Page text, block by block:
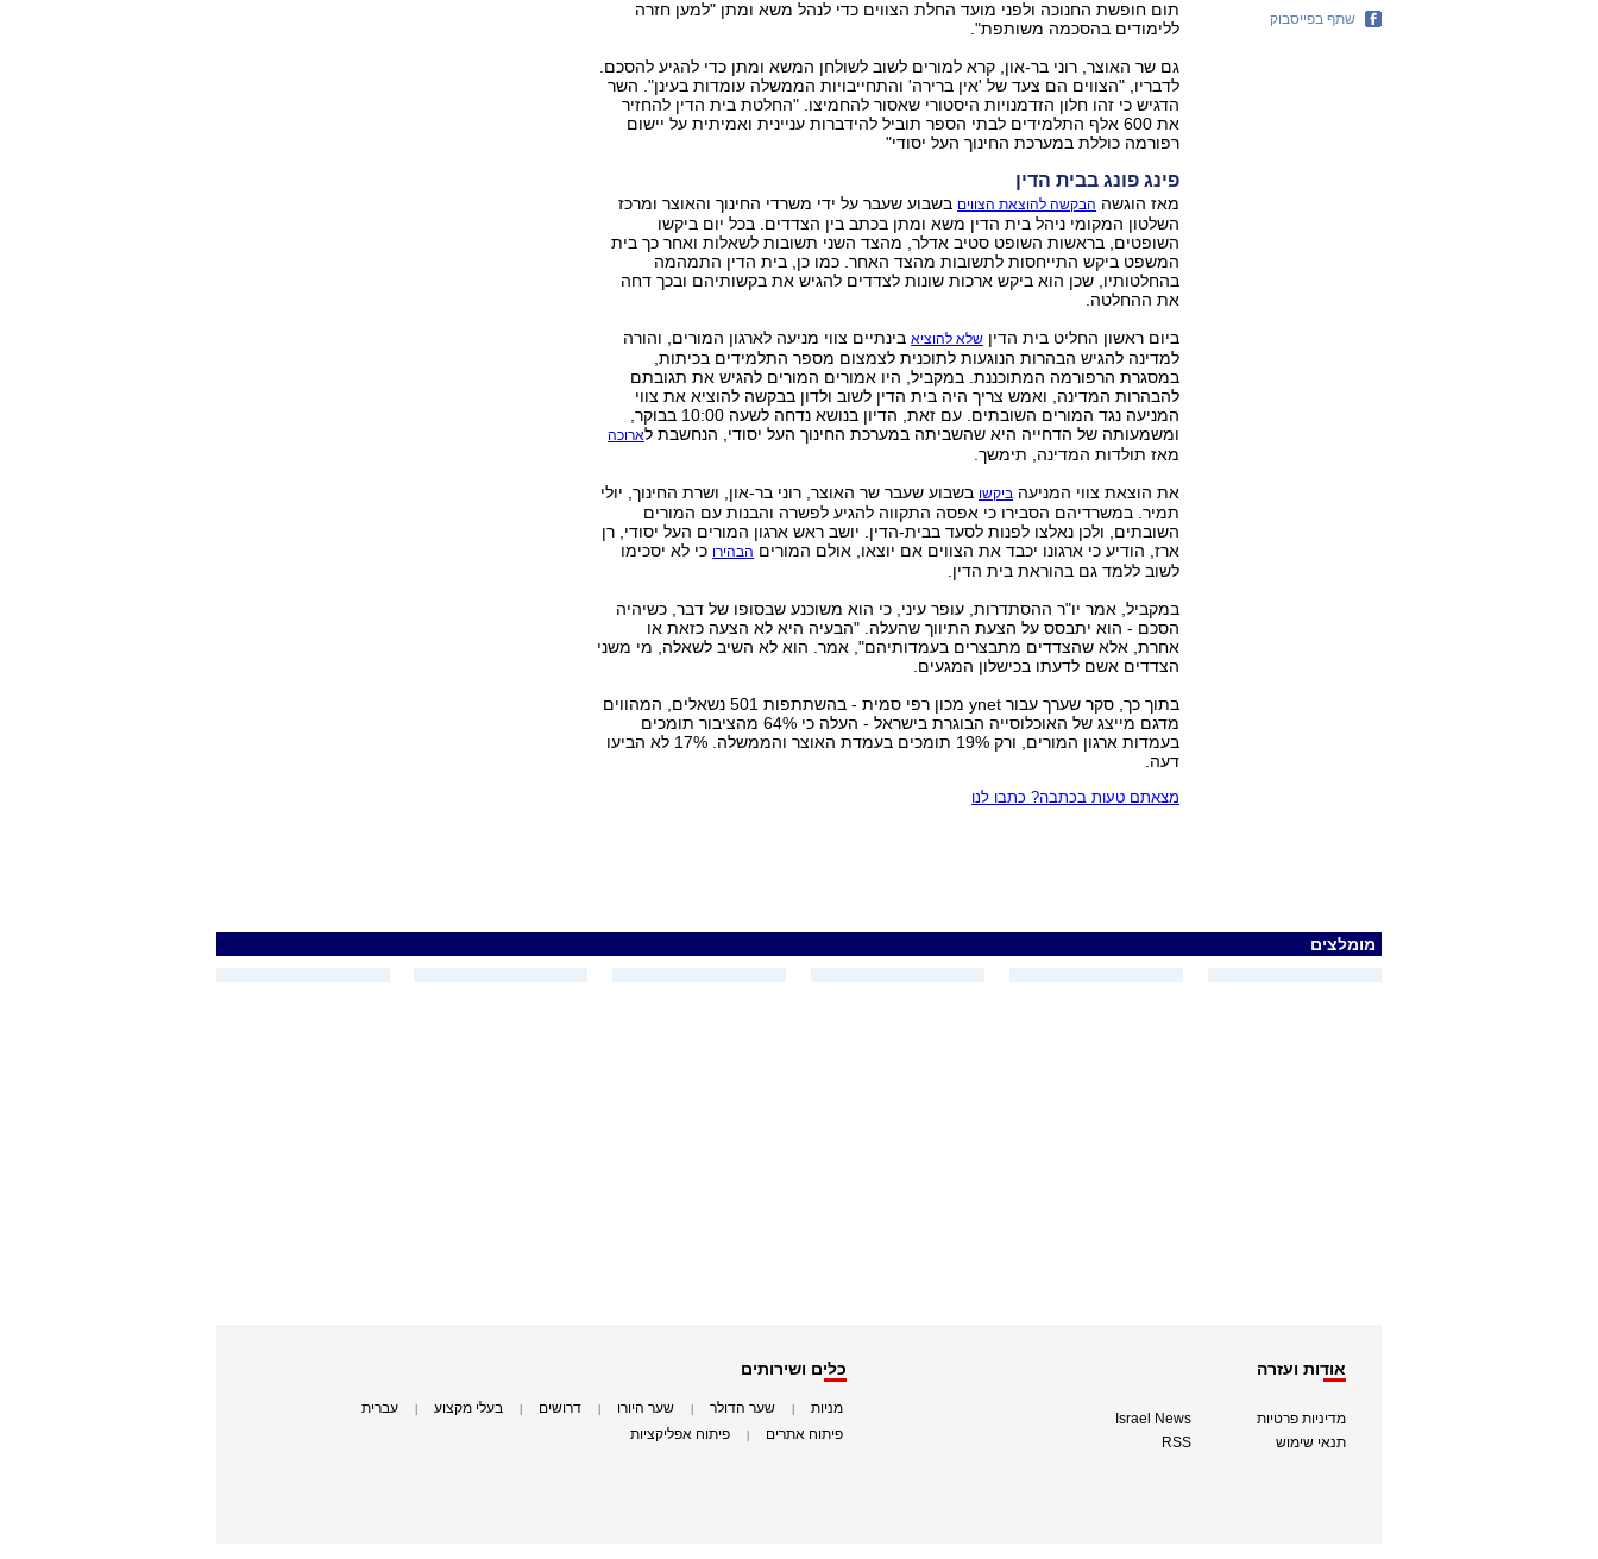
תום חופשת החנוכה ולפני מועד החלת הצווים כדי לנהל משא ומתן "למען חזרה
ללימודים בהסכמה משותפת".
גם שר האוצר, רוני בר-און, קרא למורים לשוב לשולחן המשא ומתן כדי להגיע להסכם.
לדבריו, "הצווים הם צעד של 'אין ברירה' והתחייבויות הממשלה עומדות בעינן". השר
הדגיש כי זהו חלון הזדמנויות היסטורי שאסור להחמיצו. "החלטת בית הדין להחזיר
את 600 אלף התלמידים לבתי הספר תוביל להידברות עניינית ואמיתית על יישום
רפורמה כוללת במערכת החינוך העל יסודי"
פינג פונג בבית הדין
מאז הוגשה הבקשה להוצאת הצווים בשבוע שעבר על ידי משרדי החינוך והאוצר ומרכז
השלטון המקומי ניהל בית הדין משא ומתן בכתב בין הצדדים. בכל יום ביקשו
השופטים, בראשות השופט סטיב אדלר, מהצד השני תשובות לשאלות ואחר כך בית
המשפט ביקש התייחסות לתשובות מהצד האחר. כמו כן, בית הדין התמהמה
בהחלטותיו, שכן הוא ביקש ארכות שונות לצדדים להגיש את בקשותיהם ובכך דחה
את ההחלטה.
ביום ראשון החליט בית הדין שלא להוציאבינתיים צווי מניעה לארגון המורים, והורה
למדינה להגיש הבהרות הנוגעות לתוכנית לצמצום מספר התלמידים בכיתות,
במסגרת הרפורמה המתוכננת. במקביל, היו אמורים המורים להגיש את תגובתם
להבהרות המדינה, ואמש צריך היה בית הדין לשוב ולדון בבקשה להוציא את צווי
המניעה נגד המורים השובתים. עם זאת, הדיון בנושא נדחה לשעה 10:00 בבוקר,
ומשמעותה של הדחייה היא שהשביתה במערכת החינוך העל יסודי, הנחשבת לארוכה
מאז תולדות המדינה, תימשך.
את הוצאת צווי המניעה ביקשו בשבוע שעבר שר האוצר, רוני בר-און, ושרת החינוך, יולי
תמיר. במשרדיהם הסבירו כי אפסה התקווה להגיע לפשרה והבנות עם המורים
השובתים, ולכן נאלצו לפנות לסעד בבית-הדין. יושב ראש ארגון המורים העל יסודי, רן
ארז, הודיע כי ארגונו יכבד את הצווים אם יוצאו, אולם המורים הבהירו כי לא יסכימו
לשוב ללמד גם בהוראת בית הדין.
במקביל, אמר יו"ר ההסתדרות, עופר עיני, כי הוא משוכנע שבסופו של דבר, כשיהיה
הסכם - הוא יתבסס על הצעת התיווך שהעלה. "הבעיה היא לא הצעה כזאת או
אחרת, אלא שהצדדים מתבצרים בעמדותיהם", אמר. הוא לא השיב לשאלה, מי משני
הצדדים אשם לדעתו בכישלון המגעים.
בתוך כך, סקר שערך עבור ynet מכון רפי סמית - בהשתתפות 501 נשאלים, המהווים
מדגם מייצג של האוכלוסייה הבוגרת בישראל - העלה כי 64% מהציבור תומכים
בעמדות ארגון המורים, ורק 19% תומכים בעמדת האוצר והממשלה. 17% לא הביעו
דעה.
מצאתם טעות בכתבה? כתבו לנו
שתף בפייסבוק
מומלצים
אודות ועזרה
מדיניות פרטיות
תנאי שימוש
Israel News
RSS
כלים ושירותים
מניות שער הדולר שער היורו דרושים בעלי מקצוע עברית
פיתוח אתרים פיתוח אפליקציות